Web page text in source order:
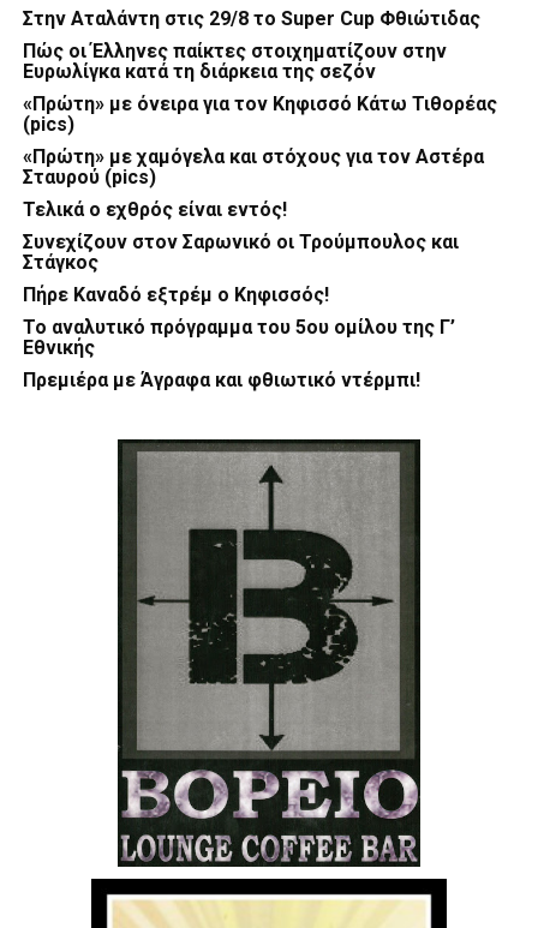
Στην Αταλάντη στις 29/8 το Super Cup Φθιώτιδας
Πώς οι Έλληνες παίκτες στοιχηματίζουν στην
Ευρωλίγκα κατά τη διάρκεια της σεζόν
«Πρώτη» με όνειρα για τον Κηφισσό Κάτω Τιθορέας
(pics)
«Πρώτη» με χαμόγελα και στόχους για τον Αστέρα
Σταυρού (pics)
Τελικά ο εχθρός είναι εντός!
Συνεχίζουν στον Σαρωνικό οι Τρούμπουλος και
Στάγκος
Πήρε Καναδό εξτρέμ ο Κηφισσός!
Το αναλυτικό πρόγραμμα του 5ου ομίλου της Γ’
Εθνικής
Πρεμιέρα με Άγραφα και φθιωτικό ντέρμπι!